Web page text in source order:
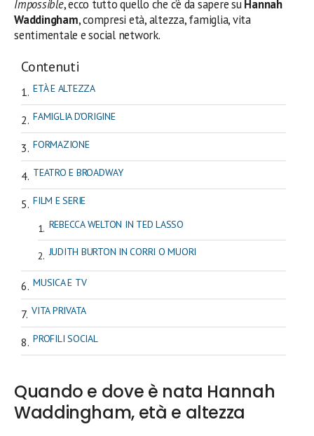
Impossible, ecco tutto quello che c’è da sapere su Hannah
Waddingham, compresi età, altezza, famiglia, vita
sentimentale e social network.
Contenuti
ETÀ E ALTEZZA
FAMIGLIA D'ORIGINE
FORMAZIONE
TEATRO E BROADWAY
FILM E SERIE
REBECCA WELTON IN TED LASSO
JUDITH BURTON IN CORRI O MUORI
MUSICA E TV
VITA PRIVATA
PROFILI SOCIAL
Quando e dove è nata Hannah
Waddingham, età e altezza